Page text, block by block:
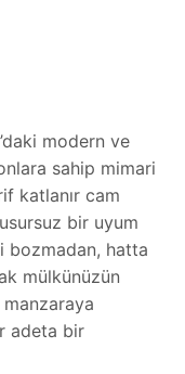
modern ve
sahip mimari
katlanır cam
bir uyum
bozmadan, hatta
mülkünüzün
adeta bir